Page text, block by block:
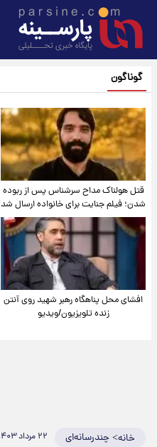
گوناگون
قتل هولناک مداح سرشناس پس از ربوده
شدن؛ فیلم جنایت برای خانواده ارسال شد
افشای محل پناهگاه‌ رهبر شهید روی آنتن
زنده تلویزیون/ویدیو
خانه> چندرسانه‌ای ۲۲ مرداد ۱۴۰۳